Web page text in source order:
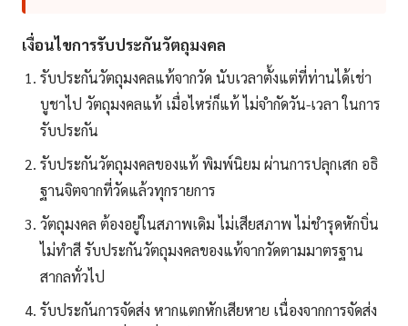
เงื่อนไขการรับประกันวัตถุมงคล
รับประกันวัตถุมงคลแท้จากวัด นับเวลาตั้งแต่ที่ท่านได้เช่า
บูชาไป วัตถุมงคลแท้ เมื่อไหร่ก็แท้ ไม่จำกัดวัน-เวลา ในการ
รับประกัน
รับประกันวัตถุมงคลของแท้ พิมพ์นิยม ผ่านการปลุกเสก อธิ
ฐานจิตจากที่วัดแล้วทุกรายการ
วัตถุมงคล ต้องอยู่ในสภาพเดิม ไม่เสียสภาพ ไม่ชำรุดหักบิ่น
ไม่ทำสี รับประกันวัตถุมงคลของแท้จากวัดตามมาตรฐาน
สากลทั่วไป
รับประกันการจัดส่ง หากแตกหักเสียหาย เนื่องจากการจัดส่ง